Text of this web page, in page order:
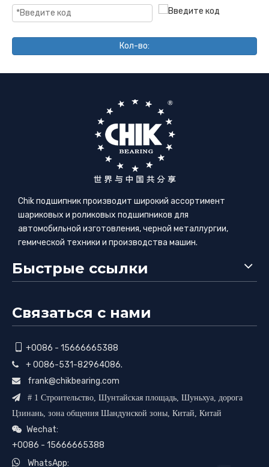
Кол-во:
Chik подшипник производит широкий ассортимент
шариковых и роликовых подшипников для
автомобильной изготовления, черной металлургии,
гемической техники и производства машин.
Быстрые ссылки
Связаться с нами
+0086 - 15666665388
 + 0086-531-82964086.
 frank@chikbearing.com
 # 1 Строительство, Шунтайская площадь, Шуньхуа, дорога
Цзинань, зона общения Шандунской зоны, Китай, Китай
 Wechat:
+0086 - 15666665388
 WhatsApp: